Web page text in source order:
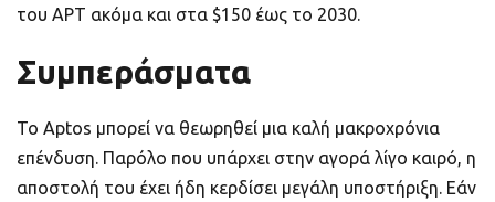
του APT ακόμα και στα $150 έως το 2030.
Συμπεράσματα
Το Aptos μπορεί να θεωρηθεί μια καλή μακροχρόνια
επένδυση. Παρόλο που υπάρχει στην αγορά λίγο καιρό, η
αποστολή του έχει ήδη κερδίσει μεγάλη υποστήριξη. Εάν